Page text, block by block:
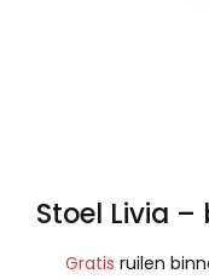
Stoel Livia –
Gratis ruilen